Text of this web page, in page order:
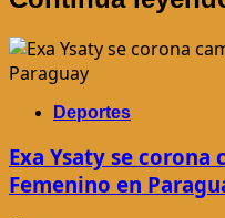
Deportes
Exa Ysaty se corona
Femenino en